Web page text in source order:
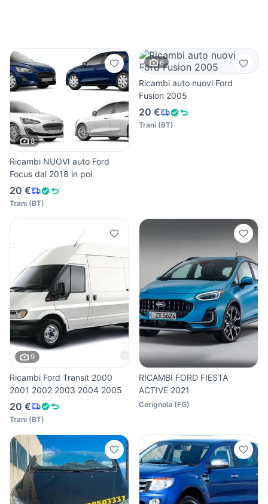
8
Ricambi NUOVI auto Ford
Focus dal 2018 in poi
20 €
Trani (BT)
6
Ricambi auto nuovi Ford
Fusion 2005
20 €
Trani (BT)
9
Ricambi Ford Transit 2000
2001 2002 2003 2004 2005
20 €
Trani (BT)
RICAMBI FORD FIESTA
ACTIVE 2021
Cerignola (FG)